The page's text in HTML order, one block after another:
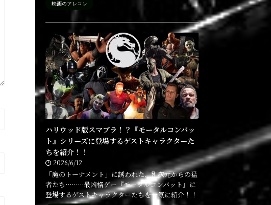
映画のアレコレ
ハリウッド版スマブラ！？『モータルコンバッ
ト』シリーズに登場するゲストキャラクターた
ちを紹介！！
2026/6/12
「魔のトーナメント」に誘われた、別次元からの猛
者たち………最凶格ゲー『モータルコンバット』に
登場するゲストキャラクターたちを一気に紹介！！